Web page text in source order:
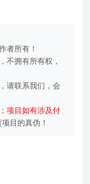
者所有！
不拥有所有权，
请联系我们，会
项目如有涉及付
目的真伪！